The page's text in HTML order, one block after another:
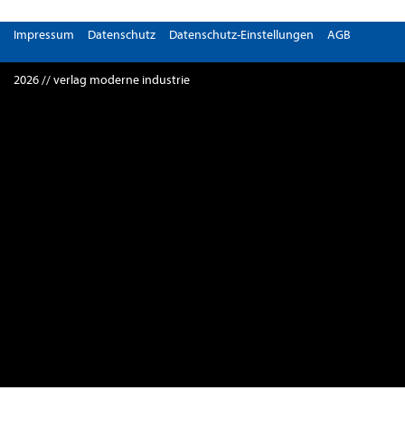
Impressum Datenschutz Datenschutz-Einstellungen AGB
2026 // verlag moderne industrie